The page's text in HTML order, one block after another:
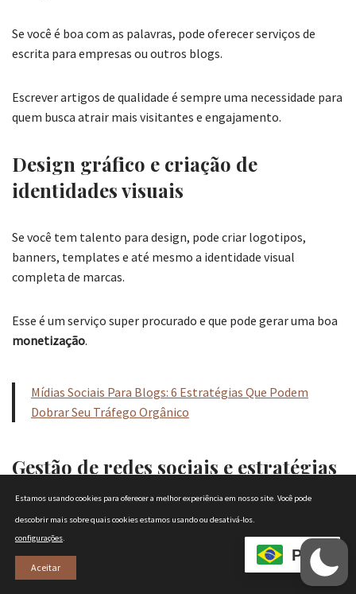
Se você é boa com as palavras, pode oferecer serviços de
escrita para empresas ou outros blogs.
Escrever artigos de qualidade é sempre uma necessidade para
quem busca atrair mais visitantes e engajamento.
Design gráfico e criação de
identidades visuais
Se você tem talento para design, pode criar logotipos,
banners, templates e até mesmo a identidade visual
completa de marcas.
Esse é um serviço super procurado e que pode gerar uma boa
monetização.
Mídias Sociais Para Blogs: 6 Estratégias Que Podem
Dobrar Seu Tráfego Orgânico
Gestão de redes sociais e estratégias
de marketing digital
Muitos empreendedores e marcas precisam de ajuda para
gerenciar suas redes sociais e criar estratégias de marketing
digital.
PT
Estamos usando cookies para oferecer a melhor experiência em nosso site. Você pode
descobrir mais sobre quais cookies estamos usando ou desativá-los.
configurações.
Aceitar